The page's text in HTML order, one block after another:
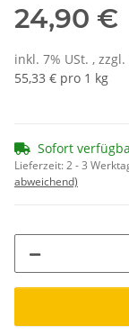
24,90 €
inkl. 7% USt. , zzgl.
55,33 € pro 1 kg
Sofort
Lieferzeit:2 - 3
abweichend)